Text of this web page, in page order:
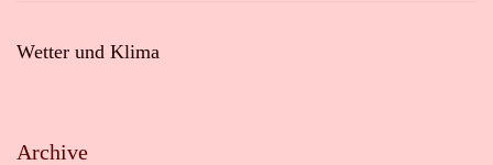
Wetter und Klima
Archive